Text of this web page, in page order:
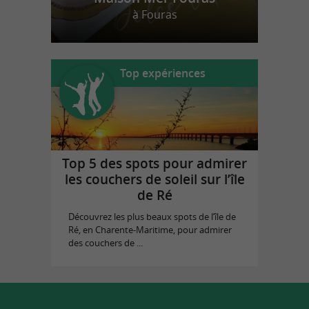
à Fouras
Top expériences
Top 5 des spots pour admirer
les couchers de soleil sur l’île
de Ré
Découvrez les plus beaux spots de l’île de
Ré, en Charente-Maritime, pour admirer
des couchers de ...